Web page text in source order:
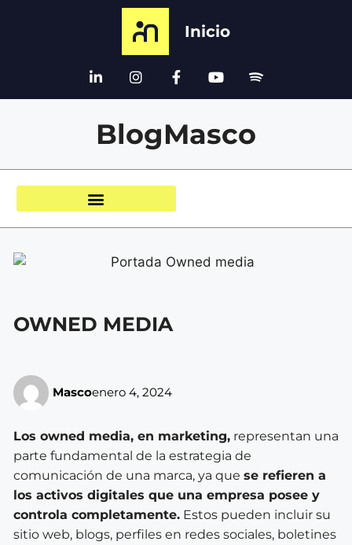
Inicio
BlogMasco
OWNED MEDIA
Mascoenero 4, 2024
Los owned media, en marketing, representan una
parte fundamental de la estrategia de
comunicación de una marca, ya que se refieren a
los activos digitales que una empresa posee y
controla completamente. Estos pueden incluir su
sitio web, blogs, perfiles en redes sociales, boletines